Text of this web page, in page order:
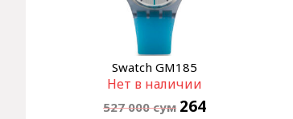
Swatch GM185
Нет в наличии
527 000сум 264